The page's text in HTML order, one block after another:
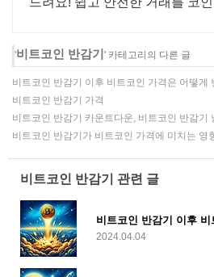
'비트코인 반감기 ' 카테고리의 다른 글
비트코인 반감기 이후 비트코인 가격은 어떻게
비트코인 반감기 가격
비트코인 반감기 카운트다운, 비트코인 반감기
비트코인 반감기가 비트코인 가격에 미치는 영
비트코인 반감기 관련 글
2024.04.04